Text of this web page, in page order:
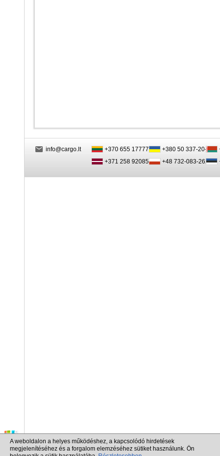
info@cargo.lt
+370 655 17777
+371 258 92085
+380 50 337-20-47
+48 732-083-262
A weboldalon a helyes működéshez, a kapcsolódó hirdetések
megjelenítéséhez és a forgalom elemzéséhez sütiket használunk. Ön